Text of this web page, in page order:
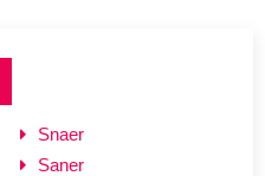
Snaer
Saner